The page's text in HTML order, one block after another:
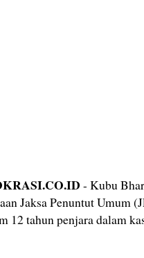
- Kubu
Jaksa Penuntut Umum
12 tahun penjara dalam